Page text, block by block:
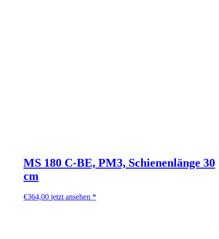
MS 180 C-BE, PM3, Schienenlänge 30
cm
€364,00 jetzt ansehen *